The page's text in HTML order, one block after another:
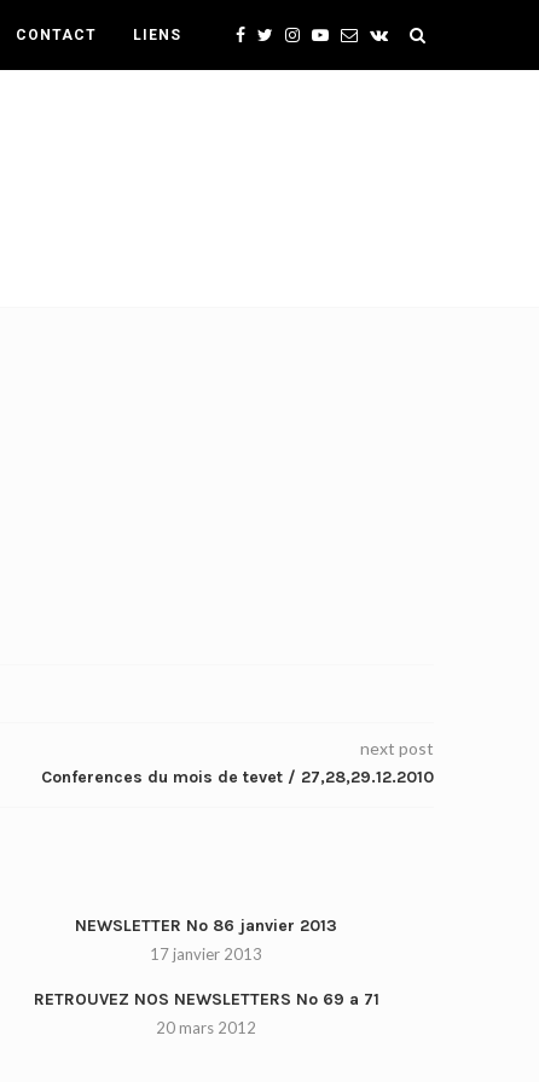
CONTACT LIENS
next post
Conferences du mois de tevet / 27,28,29.12.2010
NEWSLETTER No 86 janvier 2013
17 janvier 2013
RETROUVEZ NOS NEWSLETTERS No 69 a 71
20 mars 2012